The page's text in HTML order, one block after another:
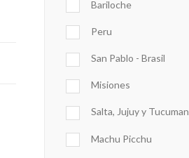
Bariloche
Peru
San Pablo - Brasil
Misiones
Salta, Jujuy y Tucuman
Machu Picchu